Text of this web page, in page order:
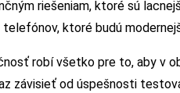
riešeniam, ktoré sú
ktoré budú
robí všetko pre to, aby v
závisieť od úspešnosti